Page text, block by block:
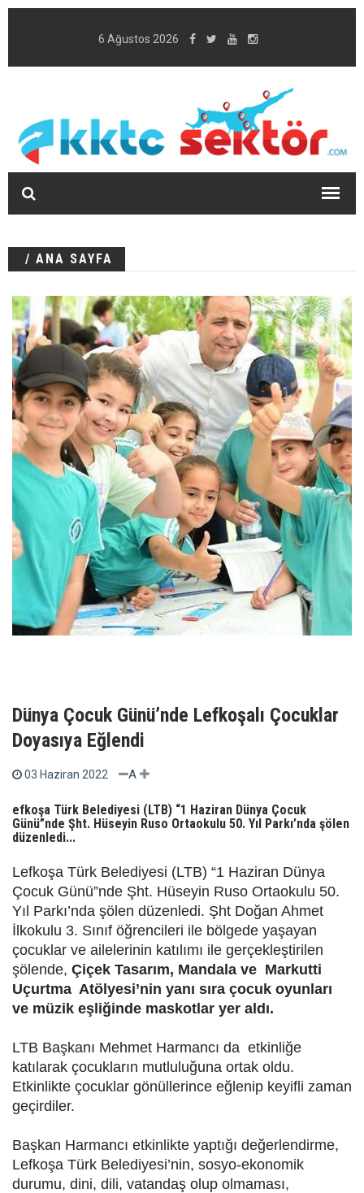
6 Ağustos 2026
/ ANA SAYFA
Dünya Çocuk Günü’nde Lefkoşalı Çocuklar
Doyasıya Eğlendi
03 Haziran 2022 A
efkoşa Türk Belediyesi (LTB) “1 Haziran Dünya Çocuk
Günü”nde Şht. Hüseyin Ruso Ortaokulu 50. Yıl Parkı’nda şölen
düzenledi...
Lefkoşa Türk Belediyesi (LTB) “1 Haziran Dünya
Çocuk Günü”nde Şht. Hüseyin Ruso Ortaokulu 50.
Yıl Parkı’nda şölen düzenledi. Şht Doğan Ahmet
İlkokulu 3. Sınıf öğrencileri ile bölgede yaşayan
çocuklar ve ailelerinin katılımı ile gerçekleştirilen
şölende, Çiçek Tasarım, Mandala ve Markutti
Uçurtma Atölyesi’nin yanı sıra çocuk oyunları
ve müzik eşliğinde maskotlar yer aldı.
LTB Başkanı Mehmet Harmancı da etkinliğe
katılarak çocukların mutluluğuna ortak oldu.
Etkinlikte çocuklar gönüllerince eğlenip keyifli zaman
geçirdiler.
Başkan Harmancı etkinlikte yaptığı değerlendirme,
Lefkoşa Türk Belediyesi’nin, sosyo-ekonomik
durumu, dini, dili, vatandaş olup olmaması,